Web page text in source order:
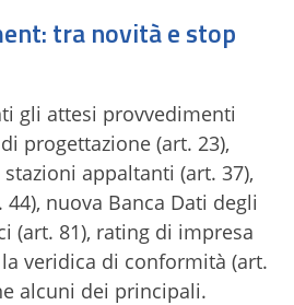
tra novità e stop
gli attesi provvedimenti
progettazione (art. 23),
appaltanti (art. 37),
nuova Banca Dati degli
(art. 81), rating di impresa
veridica di conformità (art.
alcuni dei principali.